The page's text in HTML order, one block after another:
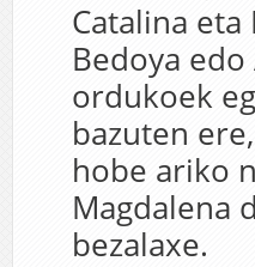
Catalina eta
Bedoya
ordukoek
bazuten
hobe ariko
Magdalena
bezalaxe.